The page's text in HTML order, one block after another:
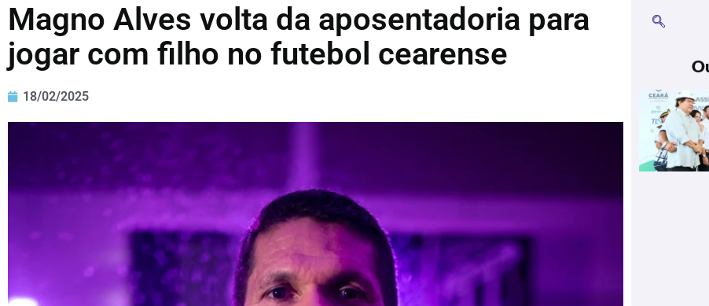
Magno Alves volta da aposentadoria para
jogar com filho no futebol cearense
18/02/2025